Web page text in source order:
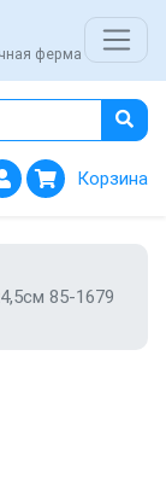
ферма
Корзина
85-1679